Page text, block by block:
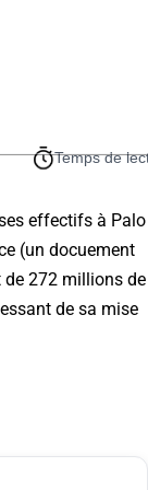
Temps de
effectifs à Palo
(un docuement
de 272 millions de
de sa mise